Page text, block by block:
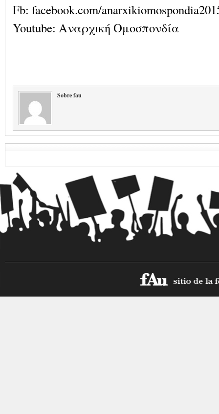
Fb: facebook.com/
Youtube: Αναρχική Ομοσπονδία
Sobre fau